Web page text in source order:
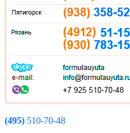
(495) 510-70-48